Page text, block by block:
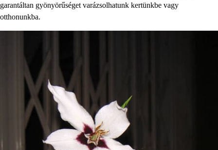
garantáltan gyönyörűséget varázsolhatunk kertünkbe vagy
otthonunkba.